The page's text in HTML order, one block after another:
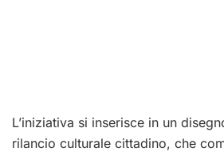
L’iniziativa si inserisce in un
rilancio culturale cittadino, che